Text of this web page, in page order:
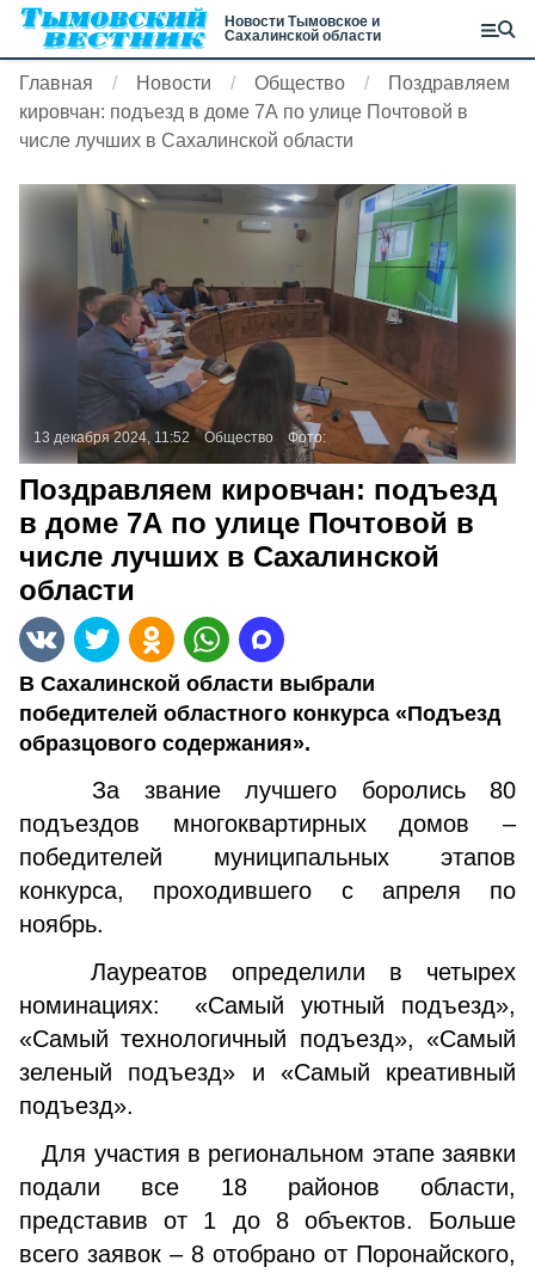
Новости Тымовское и
Сахалинской области
Главная Новости Общество
Поздравляем
кировчан: подъезд в доме 7А по улице Почтовой в
числе лучших в Сахалинской области
13 декабря 2024, 11:52 Общество Фото:
Поздравляем кировчан: подъезд
в доме 7А по улице Почтовой в
числе лучших в Сахалинской
области
В Сахалинской области выбрали
победителей областного конкурса «Подъезд
образцового содержания».
За звание лучшего боролись 80
подъездов многоквартирных домов –
победителей муниципальных этапов
конкурса, проходившего с апреля по
ноябрь.
Лауреатов определили в четырех
номинациях: «Самый уютный подъезд»,
«Самый технологичный подъезд», «Самый
зеленый подъезд» и «Самый креативный
подъезд».
Для участия в региональном этапе заявки
подали все 18 районов области,
представив от 1 до 8 объектов. Больше
всего заявок – 8 отобрано от Поронайского,